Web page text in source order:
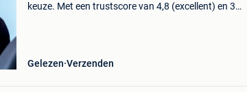
keuze. Met een trustscore van 4,8 (excellent) en 30
Gelezen Verzenden